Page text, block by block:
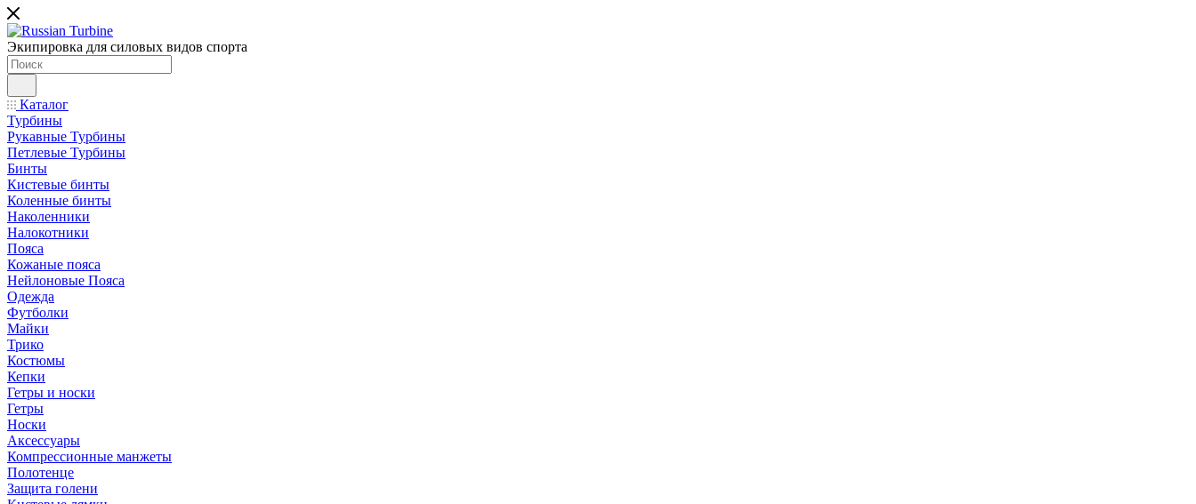
Экипировка для силовых видов спорта
Каталог
Турбины
Рукавные Турбины
Петлевые Турбины
Бинты
Кистевые бинты
Коленные бинты
Наколенники
Налокотники
Пояса
Кожаные пояса
Нейлоновые Пояса
Одежда
Футболки
Майки
Трико
Костюмы
Кепки
Гетры и носки
Гетры
Носки
Аксессуары
Компрессионные манжеты
Полотенце
Защита голени